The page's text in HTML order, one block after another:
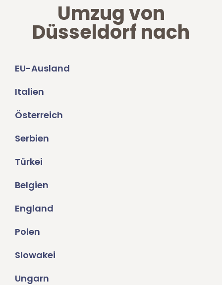
Umzug von
Düsseldorf nach
EU-Ausland
Italien
Österreich
Serbien
Türkei
Belgien
England
Polen
Slowakei
Ungarn